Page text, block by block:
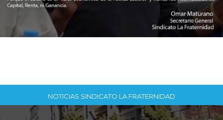
NOTICIAS SINDICATO LA FRATERNIDAD